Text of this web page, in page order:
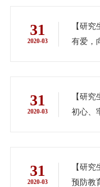
31
2020-03
【研
有爱，
31
2020-03
【研
初心、
31
2020-03
【研
预防教